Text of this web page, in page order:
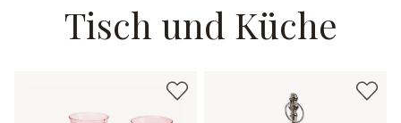
Tisch und Küche